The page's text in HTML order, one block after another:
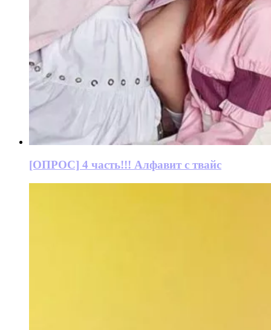
[ОПРОС] 4 часть!!! Алфавит с твайс